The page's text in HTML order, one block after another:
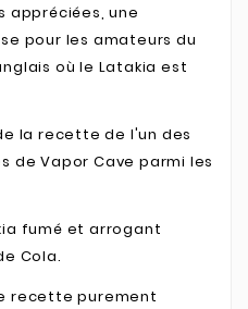
appréciées, une
pour les amateurs du
où le Latakia est
la recette de l'un des
de Vapor Cave parmi les
fumé et arrogant
Cola.
recette purement